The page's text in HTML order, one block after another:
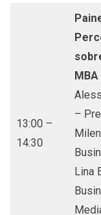
13:00 –
14:30
MBA
–
Lina